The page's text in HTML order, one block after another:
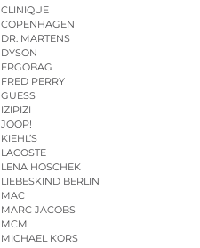
CLINIQUE
COPENHAGEN
DR. MARTENS
DYSON
ERGOBAG
FRED PERRY
GUESS
IZIPIZI
JOOP!
KIEHL’S
LACOSTE
LENA HOSCHEK
LIEBESKIND BERLIN
MAC
MARC JACOBS
MCM
MICHAEL KORS